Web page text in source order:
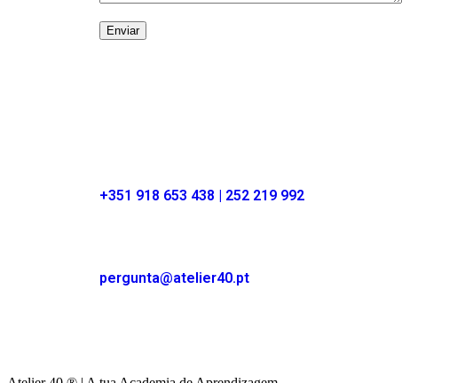
+351 918 653 438 | 252 219 992
pergunta@atelier40.pt